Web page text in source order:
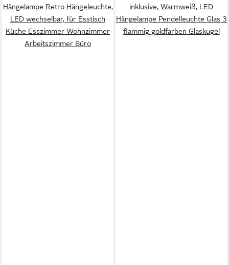
Hängelampe Retro Hängeleuchte,
LED wechselbar, für Esstisch
Küche Esszimmer Wohnzimmer
Arbeitszimmer Büro
inklusive, Warmweiß, LED
Hängelampe Pendelleuchte Glas 3
flammig goldfarben Glaskugel